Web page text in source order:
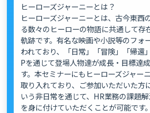
ヒーローズジャーニーとは？
ヒーローズジャーニーとは、古今東西
る数々のヒーローの物語に共通して存
軌跡です。有名な映画や小説等のフォ
われており、「日常」「冒険」「帰還
Pを通じて登場人物達が成長・目標達
す。本セミナーにもヒーローズジャー
取り入れており、ご参加いただいた方
いう非日常を通じて、HR業務の課題
を身に付けていただくことが可能です。